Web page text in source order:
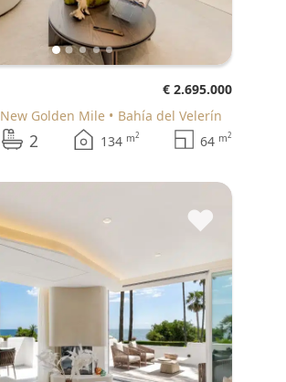
€ 2.695.000
New Golden Mile Bahía del Velerín
2 134 m2 64 m2
♥